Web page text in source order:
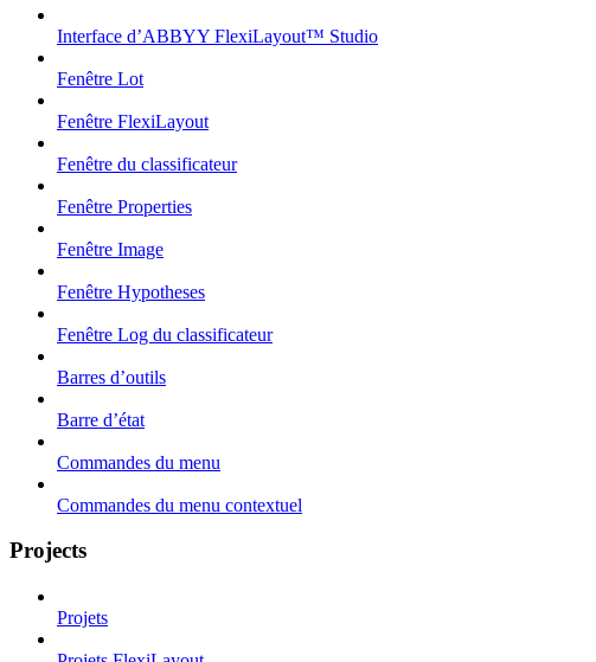
Interface d’ABBYY FlexiLayout™ Studio
Fenêtre Lot
Fenêtre FlexiLayout
Fenêtre du classificateur
Fenêtre Properties
Fenêtre Image
Fenêtre Hypotheses
Fenêtre Log du classificateur
Barres d’outils
Barre d’état
Commandes du menu
Commandes du menu contextuel
Projects
Projets